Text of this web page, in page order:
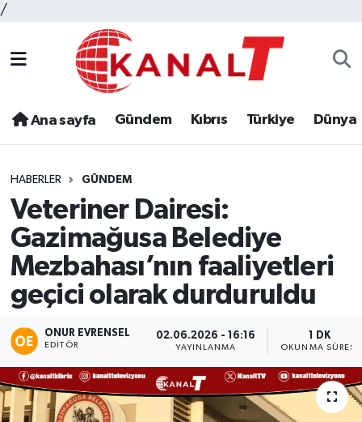
/
Ana sayfa Gündem Kıbrıs Türkiye Dünya
HABERLER GÜNDEM
Veteriner Dairesi:
Gazimağusa Belediye
Mezbahası’nın faaliyetleri
geçici olarak durduruldu
ONUR EVRENSEL
EDITÖR
02.06.2026 - 16:16
YAYINLANMA
1 DK
OKUNMA SÜRESI